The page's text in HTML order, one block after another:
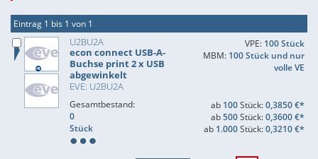
Eintrag 1 bis 1 von 1
U2BU2A
econ connect USB-A-
Buchse print 2 x USB
abgewinkelt
EVE: U2BU2A
VPE: 100 Stück
MBM: 100 Stück und nur
volle VE
Gesamtbestand:
0
Stück
ab 100Stück:0,3850 €*
ab500Stück:0,3600 €*
ab 1.000Stück:0,3210 €*